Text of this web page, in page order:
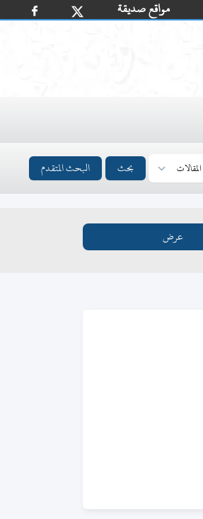
مواقع صديقة
بحث البحث المتقدم